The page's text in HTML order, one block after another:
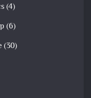
(4)
(6)
(30)